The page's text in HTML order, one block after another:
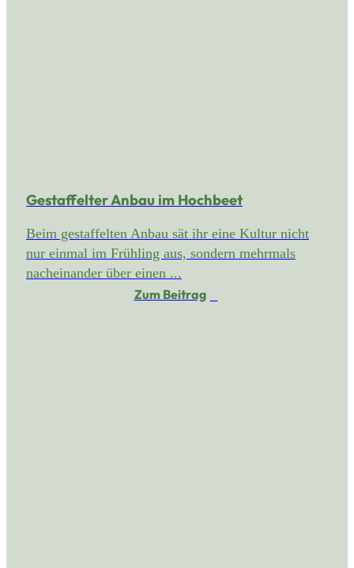
Gestaffelter Anbau im Hochbeet
Beim gestaffelten Anbau sät ihr eine Kultur nicht
nur einmal im Frühling aus, sondern mehrmals
nacheinander über einen ...
Zum Beitrag